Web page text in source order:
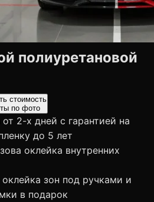
полиуретановой
стоимость
по фото
2-х дней с гарантией на
до 5 лет
оклейка внутренних
зон под ручками и
в подарок